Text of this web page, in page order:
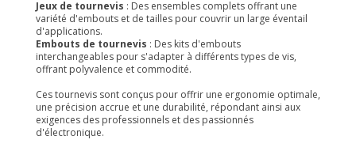
Jeux de tournevis : Des ensembles complets offrant une
variété d'embouts et de tailles pour couvrir un large éventail
d'applications.
Embouts de tournevis : Des kits d'embouts
interchangeables pour s'adapter à différents types de vis,
offrant polyvalence et commodité.
Ces tournevis sont conçus pour offrir une ergonomie optimale,
une précision accrue et une durabilité, répondant ainsi aux
exigences des professionnels et des passionnés
d'électronique.